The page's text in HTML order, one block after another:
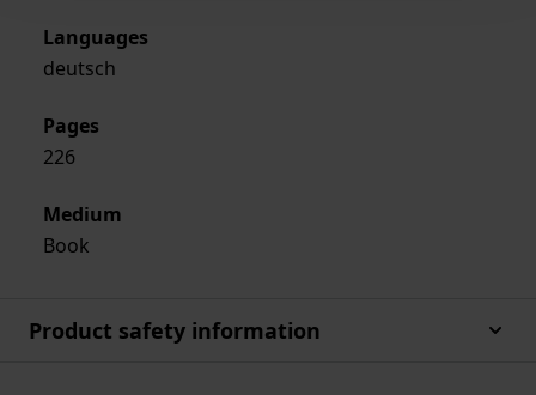
Languages
deutsch
Pages
226
Medium
Book
Product safety information